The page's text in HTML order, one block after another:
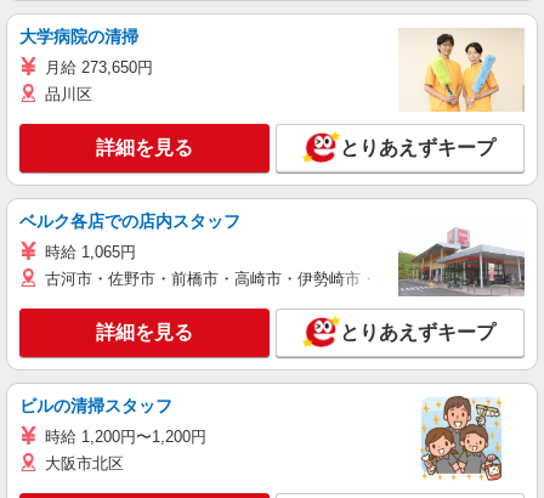
大学病院の清掃
月給 273,650円
品川区
詳細を見る とりあえずキープ
ベルク各店での店内スタッフ
時給 1,065円
古河市・佐野市・前橋市・高崎市・伊勢崎市・太田市・館林市・藤
詳細を見る とりあえずキープ
ビルの清掃スタッフ
時給 1,200円〜1,200円
大阪市北区